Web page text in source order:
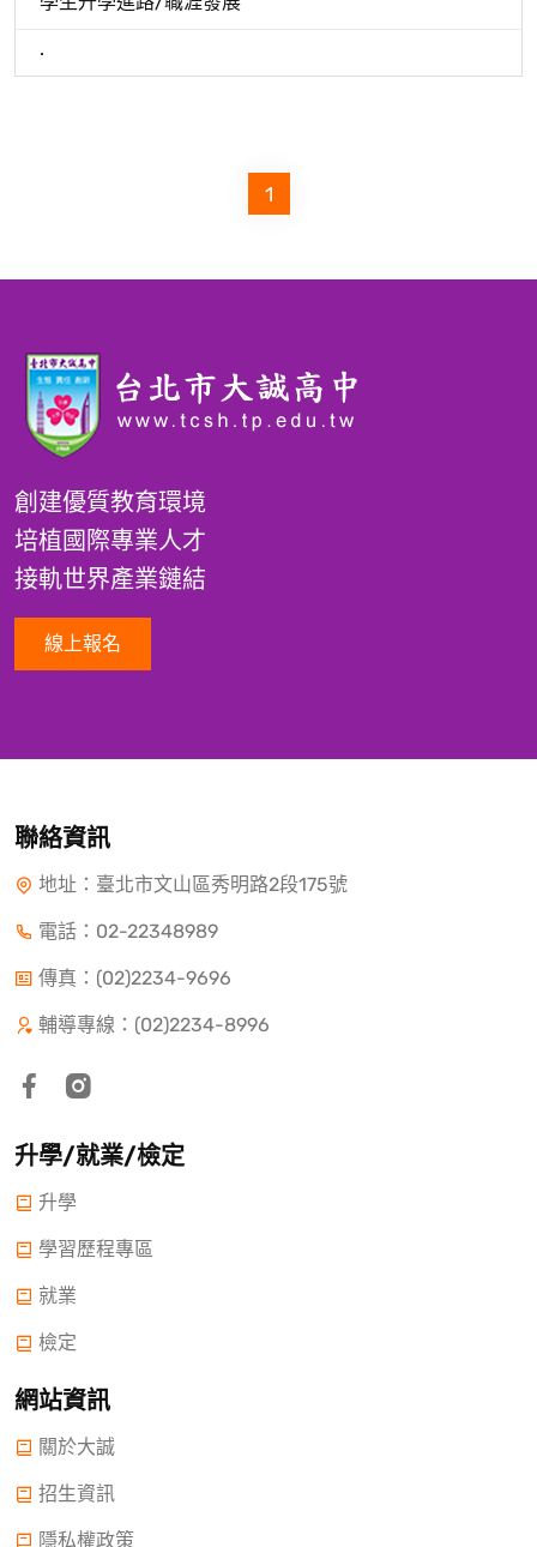
.
1
創建優質教育環境
培植國際專業人才
接軌世界產業鏈結
線上報名
聯絡資訊
地址：臺北市文山區秀明路2段175號
電話： 02-22348989
傳真：(02)2234-9696
輔導專線：(02)2234-8996
升學/就業/檢定
升學
學習歷程專區
就業
檢定
網站資訊
關於大誠
招生資訊
隱私權政策